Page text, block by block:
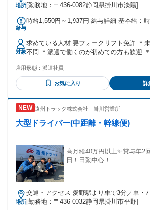
場所通勤ＯＫ！
[勤務地：〒436-0082静岡県掛川市淡陽]
給与
時給1,550円～1,937円 給与詳細 基本給：
給 ★週払いあり／規定
対象
求めている人材 要フォークリフト免許 ＊未経験歓迎 ＊経験
不問 ＊派遣で働くのが初めての方も歓迎
こんな方にピッタリ＞ ◎長期でお仕事をし
仕事で効率よく稼ぎたい方 ◎フォークリフ
いる方 ◎未経験者歓迎の仕事を探している
雇用形態： 派遣社員
お気に入り 詳
遠州トラック株式会社 掛川営業所
大型ドライバー(中距離・幹線便)
高月給40万円以上✨賞与年2
日！日勤中心！
場所
交通・アクセス 愛野駅より車で3分／車・
[勤務地：〒436-0032静岡県掛川市平野]